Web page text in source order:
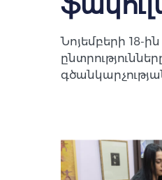
Նոյեմբերի